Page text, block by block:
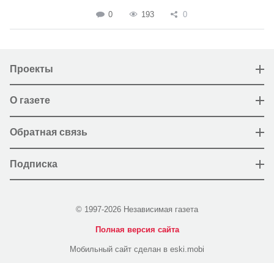
0 193 0
Проекты
О газете
Обратная связь
Подписка
© 1997-2026 Независимая газета
Полная версия сайта
Мобильный сайт сделан в eski.mobi